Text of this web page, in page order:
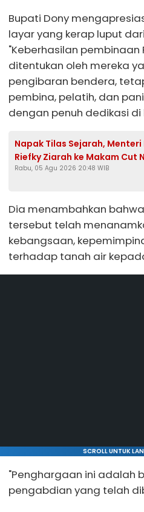
Bupati Dony
layar yang kerap luput
"Keberhasilan
ditentukan oleh mereka
pengibaran bendera,
pembina, pelatih, dan
dengan penuh dedikasi di
Napak Tilas Sejarah, Menteri
Riefky Ziarah ke Makam Cut
Sumedang
Rabu, 05 Agu 2026 20:48 WIB
Dia menambahkan
tersebut telah
kebangsaan,
terhadap tanah air
SCROLL UNTUK
"Penghargaan ini adalah
pengabdian yang telah